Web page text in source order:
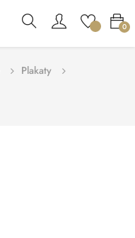
0
Plakaty